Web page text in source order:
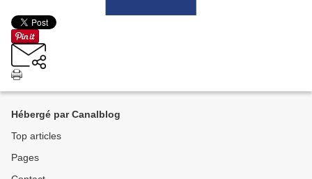
Hébergé par Canalblog
Top articles
Pages